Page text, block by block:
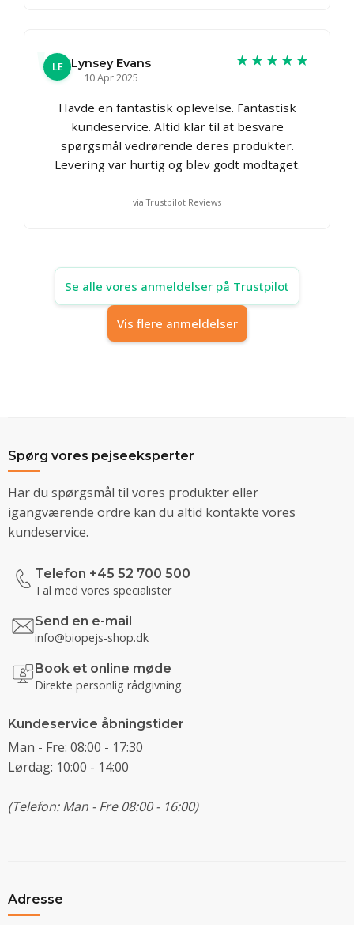
LE
Lynsey Evans
10 Apr 2025
★★★★★
Havde en fantastisk oplevelse. Fantastisk
kundeservice. Altid klar til at besvare
spørgsmål vedrørende deres produkter.
Levering var hurtig og blev godt modtaget.
via Trustpilot Reviews
Se alle vores anmeldelser på Trustpilot
Vis flere anmeldelser
Spørg vores pejseeksperter
Har du spørgsmål til vores produkter eller
igangværende ordre kan du altid kontakte vores
kundeservice.
Telefon +45 52 700 500
Tal med vores specialister
Send en e-mail
info@biopejs-shop.dk
Book et online møde
Direkte personlig rådgivning
Kundeservice åbningstider
Man - Fre: 08:00 - 17:30
Lørdag: 10:00 - 14:00
(Telefon: Man - Fre 08:00 - 16:00)
Adresse